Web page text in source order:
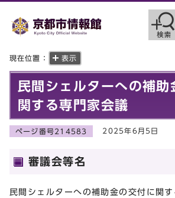
現在位置： 表示
民間シェルターへの補助
関する専門家会議
ページ番号214583 2025年6月5日
審議会等名
民間シェルターへの補助金の交付に関